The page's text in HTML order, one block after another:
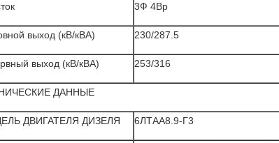
3Ф 4Вр
выход (кВ/кВА) 230/287.5
выход (кВ/кВА) 253/316
ДАННЫЕ
ДВИГАТЕЛЯ ДИЗЕЛЯ 6ЛТАА8.9-Г3